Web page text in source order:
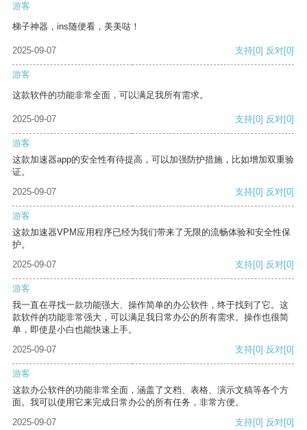
游客
梯子神器，ins随便看，美美哒！
2025-09-07 支持[0] 反对[0]
游客
这款软件的功能非常全面，可以满足我所有需求。
2025-09-07 支持[0] 反对[0]
游客
这款加速器app的安全性有待提高，可以加强防护措施，比如增加双重验
证。
2025-09-07
支持[0] 反对[0]
游客
这款加速器VPM应用程序已经为我们带来了无限的流畅体验和安全性保
护。
2025-09-07
支持[0] 反对[0]
游客
我一直在寻找一款功能强大、操作简单的办公软件，终于找到了它。这
款软件的功能非常强大，可以满足我日常办公的所有需求。操作也很简
单，即使是小白也能快速上手。
2025-09-07
支持[0] 反对[0]
游客
这款办公软件的功能非常全面，涵盖了文档、表格、演示文稿等各个方
面。我可以使用它来完成日常办公的所有任务，非常方便。
2025-09-07
支持[0] 反对[0]